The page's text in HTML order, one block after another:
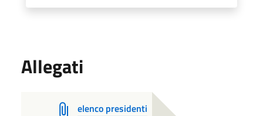
Allegati
elenco presidenti